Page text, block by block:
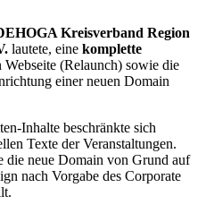
Kreisverband Region
lautete, eine komplette
Webseite (Relaunch) sowie die
einer neuen Domain
Inhalte beschränkte sich
Texte der Veranstaltungen.
die neue Domain von Grund auf
nach Vorgabe des Corporate